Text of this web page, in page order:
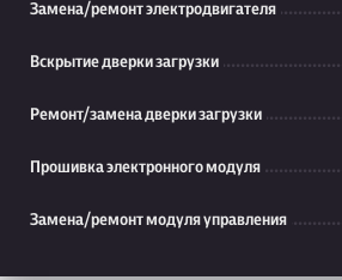
Замена/ремонт электродвигателя
Вскрытие дверки загрузки
Ремонт/замена дверки загрузки
Прошивка электронного модуля
Замена/ремонт модуля управления